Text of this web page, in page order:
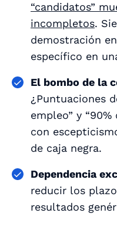
“candidatos”
incompletos.
demostración
específico en
El bombo de la
¿Puntuaciones
empleo” y
con
de caja negra.
Dependencia
reducir los
resultados